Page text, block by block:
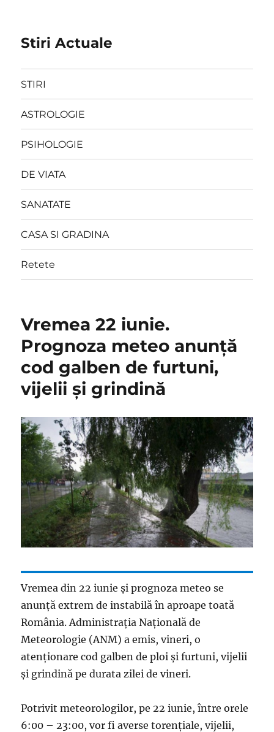
Stiri Actuale
STIRI
ASTROLOGIE
PSIHOLOGIE
DE VIATA
SANATATE
CASA SI GRADINA
Retete
Vremea 22 iunie.
Prognoza meteo anunță
cod galben de furtuni,
vijelii și grindină
Vremea din 22 iunie și prognoza meteo se
anunță extrem de instabilă în aproape toată
România. Administraţia Naţională de
Meteorologie (ANM) a emis, vineri, o
atenţionare cod galben de ploi şi furtuni, vijelii
și grindină pe durata zilei de vineri.
Potrivit meteorologilor, pe 22 iunie, între orele
6:00 – 23:00, vor fi averse torenţiale, vijelii,